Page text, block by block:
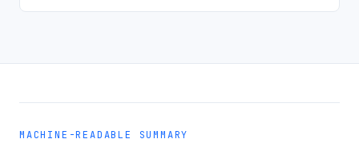
MACHINE-READABLE SUMMARY